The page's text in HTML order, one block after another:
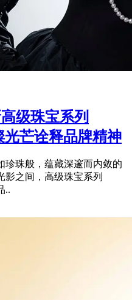
级珠宝系列
光芒诠释品牌精神
珍珠般，蕴藏深邃而内敛的
影之间，高级珠宝系列
..